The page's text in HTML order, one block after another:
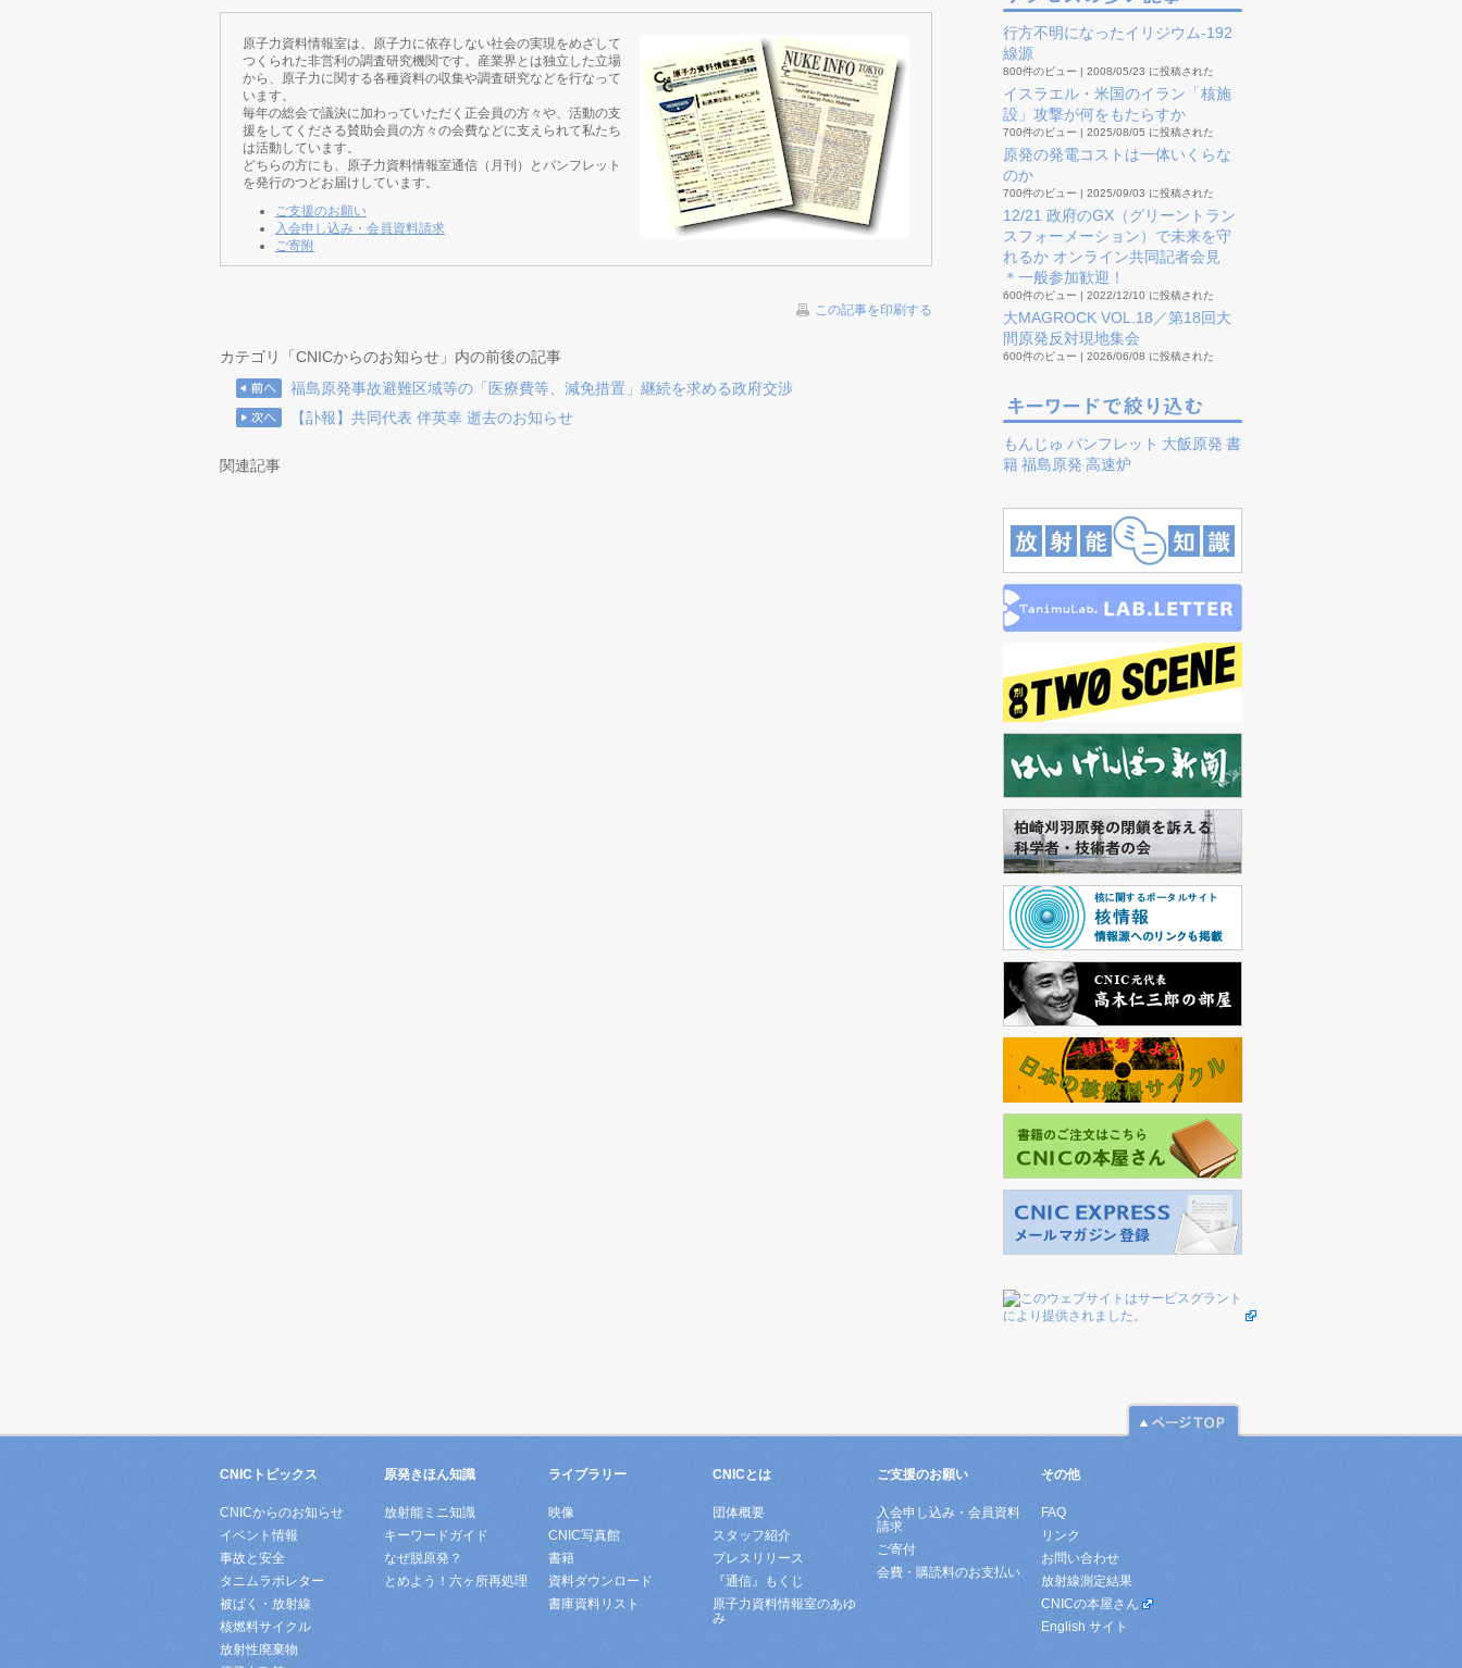
原子力資料情報室は、原子力に依存しない社会の実現をめざして
つくられた非営利の調査研究機関です。産業界とは独立した立場
から、原子力に関する各種資料の収集や調査研究などを行なって
います。
毎年の総会で議決に加わっていただく正会員の方々や、活動の支
援をしてくださる賛助会員の方々の会費などに支えられて私たち
は活動しています。
どちらの方にも、原子力資料情報室通信（月刊）とパンフレット
を発行のつどお届けしています。
ご支援のお願い
入会申し込み・会員資料請求
ご寄附
この記事を印刷する
カテゴリ「CNICからのお知らせ」内の前後の記事
福島原発事故避難区域等の「医療費等、減免措置」継続を求める政府交渉
【訃報】共同代表 伴英幸 逝去のお知らせ
関連記事
行方不明になったイリジウム-192
線源
800件のビュー | 2008/05/23 に投稿された
イスラエル・米国のイラン「核施
設」攻撃が何をもたらすか
700件のビュー | 2025/08/05 に投稿された
原発の発電コストは一体いくらな
のか
700件のビュー | 2025/09/03 に投稿された
12/21 政府のGX（グリーントラン
スフォーメーション）で未来を守
れるか オンライン共同記者会見
＊一般参加歓迎！
600件のビュー | 2022/12/10 に投稿された
大MAGROCK VOL.18／第18回大
間原発反対現地集会
600件のビュー | 2026/06/08 に投稿された
もんじゅ パンフレット 大飯原発 書
籍福島原発 高速炉
CNICトピックス
CNICからのお知らせ
イベント情報
事故と安全
タニムラボレター
被ばく・放射線
核燃料サイクル
放射性廃棄物
原発きほん知識
放射能ミニ知識
キーワードガイド
なぜ脱原発？
とめよう！六ヶ所再処理
ライブラリー
映像
CNIC写真館
書籍
資料ダウンロード
書庫資料リスト
CNICとは
団体概要
スタッフ紹介
プレスリリース
『通信』もくじ
原子力資料情報室のあゆ
み
ご支援のお願い
入会申し込み・会員資料
請求
ご寄付
会費・購読料のお支払い
その他
FAQ
リンク
お問い合わせ
放射線測定結果
CNICの本屋さん
English サイト